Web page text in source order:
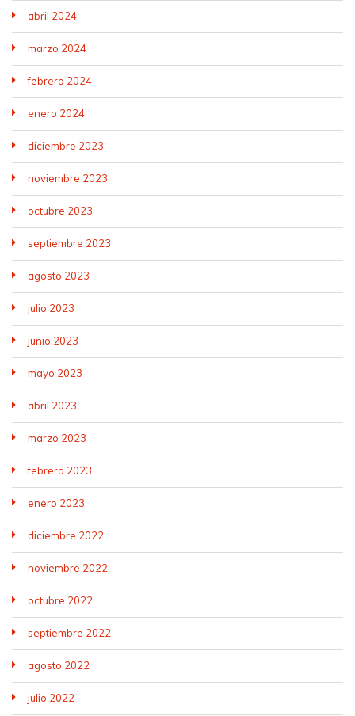
abril 2024
marzo 2024
febrero 2024
enero 2024
diciembre 2023
noviembre 2023
octubre 2023
septiembre 2023
agosto 2023
julio 2023
junio 2023
mayo 2023
abril 2023
marzo 2023
febrero 2023
enero 2023
diciembre 2022
noviembre 2022
octubre 2022
septiembre 2022
agosto 2022
julio 2022